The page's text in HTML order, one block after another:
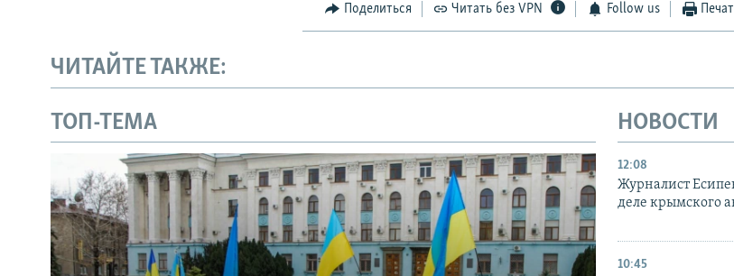
Поделиться Читать без VPN Follow us
ЧИТАЙТЕ ТАКЖЕ:
ТОП-ТЕМА НОВОСТИ
12:08
Журналист
деле крымского
10:45